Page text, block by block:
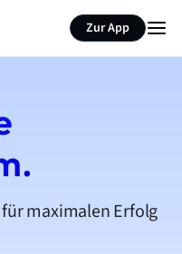
Zur App
maximalen Erfolg